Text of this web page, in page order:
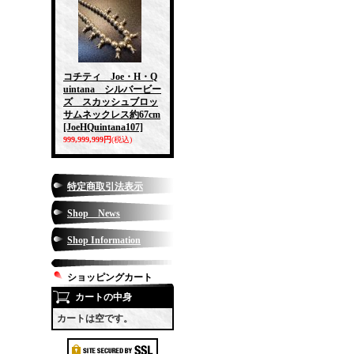
コチティ Joe・H・Q
uintana シルバービー
ズ スカッシュブロッ
サムネックレス約67cm
[JoeHQuintana107]
999,999,999円(税込)
特定商取引法表示
Shop News
Shop Information
ショッピングカート
カートの中身
カートは空です。